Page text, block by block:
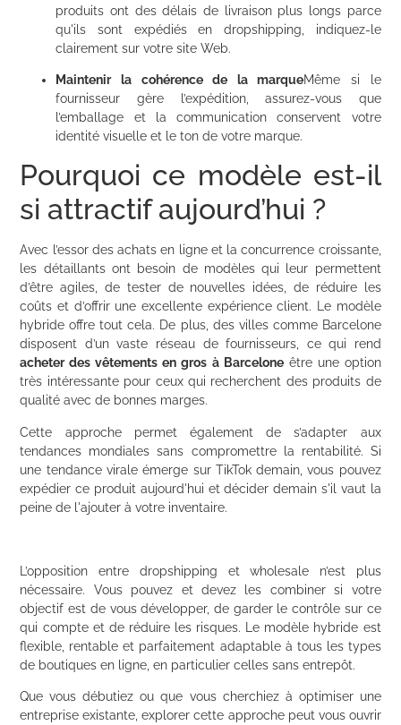
produits ont des délais de livraison plus longs parce
qu'ils sont expédiés en dropshipping, indiquez-le
clairement sur votre site Web.
Maintenir la cohérence de la marqueMême si le
fournisseur gère l’expédition, assurez-vous que
l’emballage et la communication conservent votre
identité visuelle et le ton de votre marque.
Pourquoi ce modèle est-il
si attractif aujourd’hui ?
Avec l’essor des achats en ligne et la concurrence croissante,
les détaillants ont besoin de modèles qui leur permettent
d’être agiles, de tester de nouvelles idées, de réduire les
coûts et d’offrir une excellente expérience client. Le modèle
hybride offre tout cela. De plus, des villes comme Barcelone
disposent d’un vaste réseau de fournisseurs, ce qui rend
acheter des vêtements en gros à Barceloneêtre une option
très intéressante pour ceux qui recherchent des produits de
qualité avec de bonnes marges.
Cette approche permet également de s’adapter aux
tendances mondiales sans compromettre la rentabilité. Si
une tendance virale émerge sur TikTok demain, vous pouvez
expédier ce produit aujourd'hui et décider demain s'il vaut la
peine de l'ajouter à votre inventaire.
L’opposition entre dropshipping et wholesale n’est plus
nécessaire. Vous pouvez et devez les combiner si votre
objectif est de vous développer, de garder le contrôle sur ce
qui compte et de réduire les risques. Le modèle hybride est
flexible, rentable et parfaitement adaptable à tous les types
de boutiques en ligne, en particulier celles sans entrepôt.
Que vous débutiez ou que vous cherchiez à optimiser une
entreprise existante, explorer cette approche peut vous ouvrir